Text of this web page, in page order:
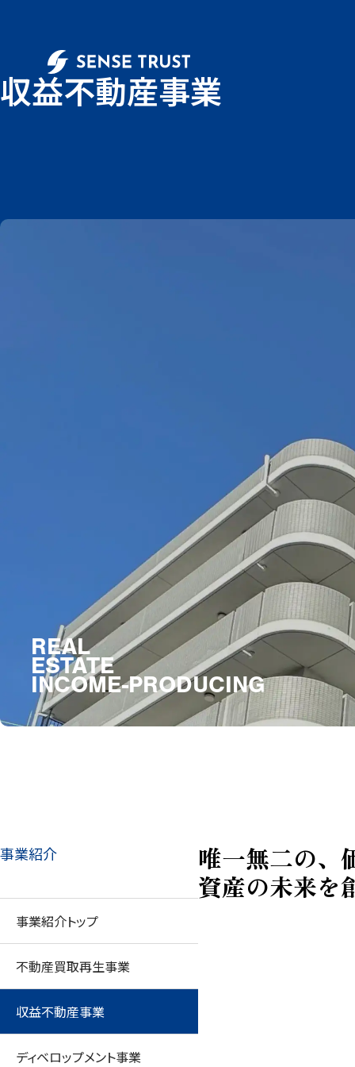
収益不動産事業
REAL
ESTATE
INCOME-PRODUCING
事業紹介
事業紹介トップ
不動産買取再生事業
収益不動産事業
ディベロップメント事業
唯一無二の、
資産の未来を